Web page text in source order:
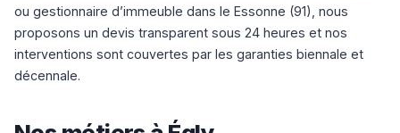
ou gestionnaire d’immeuble dans le Essonne (91), nous
proposons un devis transparent sous 24 heures et nos
interventions sont couvertes par les garanties biennale et
décennale.